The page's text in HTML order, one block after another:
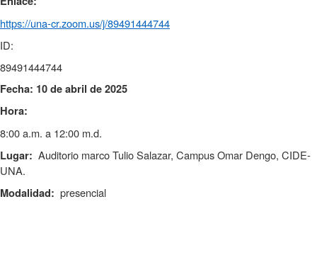
https://una-cr.zoom.us/j/89491444744
ID:
89491444744
Fecha: 10 de abril de 2025
Hora:
8:00 a.m. a 12:00 m.d.
Lugar: Auditorio marco Tulio Salazar, Campus Omar Dengo, CIDE-
UNA.
Modalidad: presencial